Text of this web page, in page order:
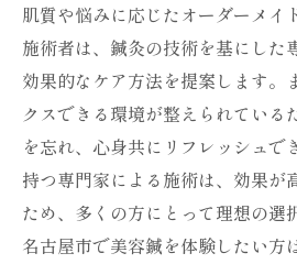
肌質や悩みに応じたオーダーメイ
施術者は、鍼灸の技術を基にした
効果的なケア方法を提案します。
クスできる環境が整えられている
を忘れ、心身共にリフレッシュで
持つ専門家による施術は、効果が
ため、多くの方にとって理想の選
名古屋市で美容鍼を体験したい方